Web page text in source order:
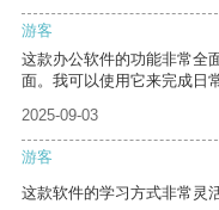
游客
这款办公软件的功能非常全
面。我可以使用它来完成日
2025-09-03
游客
这款软件的学习方式非常灵